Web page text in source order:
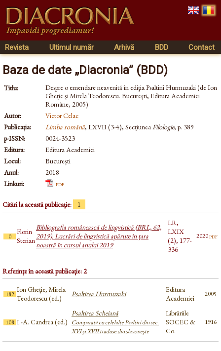
Revista Ultimul număr Arhivă BDD Contact
Baza de date „Diacronia” (BDD)
Titlu:
Despre o emendare neavenită în ediţia Psaltirii Hurmuzaki (de Ion
Gheţie şi Mirela Teodorescu. Bucureşti, Editura Academiei
Române, 2005)
Autor:
Victor Celac
Publicația:
Limba română, LXVII (3-4), SecțiuneaFilologie, p. 389
p-ISSN:
0024-3523
Editura:
Editura Academiei
Locul:
București
Anul:
2018
Linkuri:
pdf
Citări la această publicație: 1
0
Florin
Sterian
Bibliografia românească de lingvistică (BRL, 62,
2019). Lucrări de lingvistică apărute în țara
noastră în cursul anului 2019
LR,
LXIX
(2), 177-
336
2020pdf
Referințe în această publicație: 2
182
Ion Gheție, Mirela
Teodorescu (ed.)
Psaltirea Hurmuzaki
Editura
Academiei
2005
108 I.-A. Candrea (ed.)
Psaltirea Scheiană
Comparată cu celelalte Psaltiri din sec.
XVI şi XVII traduse din slavoneşte
Librăriile
SOCEC &
Co.
1916